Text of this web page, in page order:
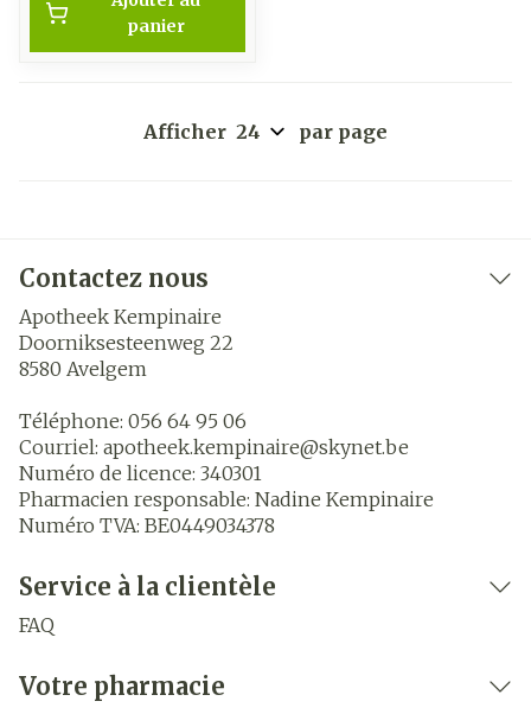
panier
Afficher par page
Contactez nous
Apotheek Kempinaire
Doorniksesteenweg 22
8580 Avelgem
Téléphone: 056 64 95 06
Courriel: apotheek.kempinaire@skynet.be
Numéro de licence: 340301
Pharmacien responsable: Nadine Kempinaire
Numéro TVA: BE0449034378
Service à la clientèle
FAQ
Votre pharmacie